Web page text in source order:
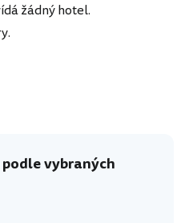
žádný hotel.
vybraných